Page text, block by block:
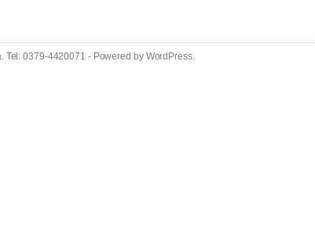
Tel: 0379-4420071 - Powered by WordPress.